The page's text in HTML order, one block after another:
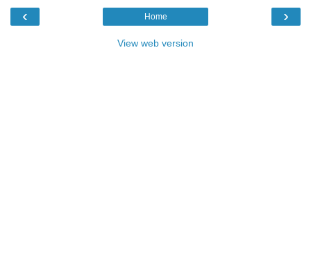
‹ ›
Home
View web version